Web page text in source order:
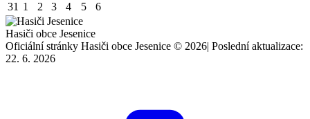
31 1 2 3 4 5 6
Hasiči obce Jesenice
Oficiální stránky Hasiči obce Jesenice © 2026| Poslední aktualizace:
22. 6. 2026